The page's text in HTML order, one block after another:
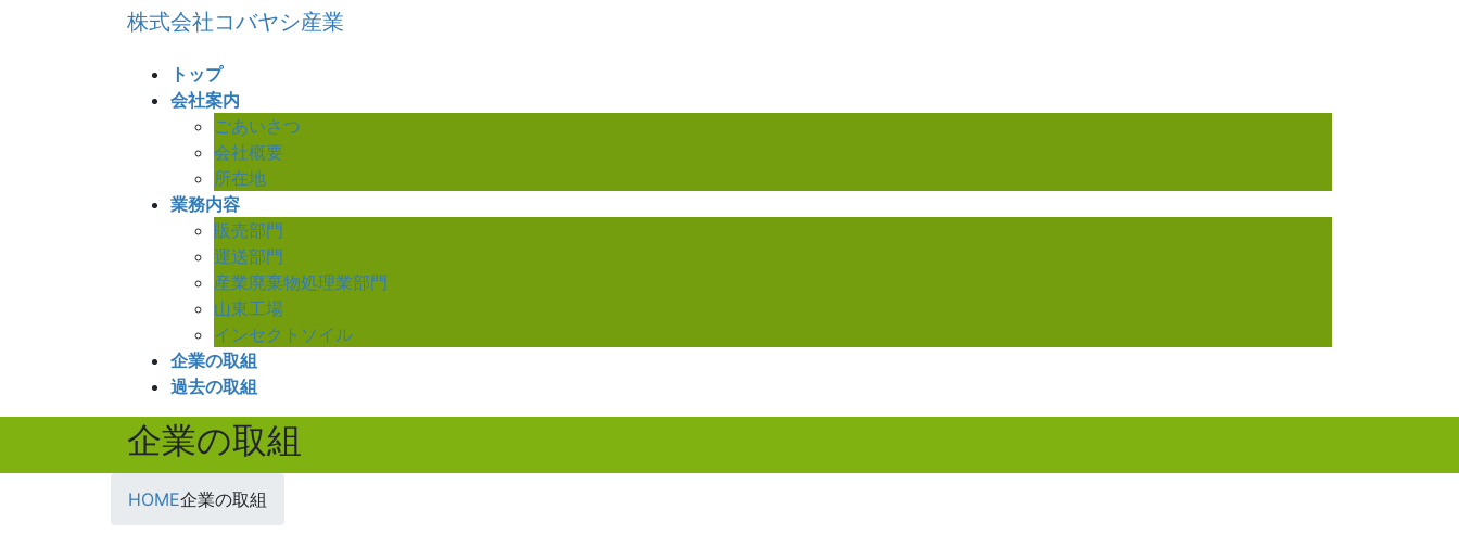
株式会社コバヤシ産業
トップ
会社案内
ごあいさつ
会社概要
所在地
業務内容
販売部門
運送部門
産業廃棄物処理業部門
山東工場
インセクトソイル
企業の取組
過去の取組
企業の取組
HOME企業の取組